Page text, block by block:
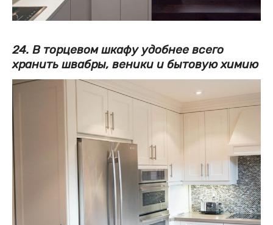
24. В торцевом шкафу удобнее всего
хранить швабры, веники и бытовую химию